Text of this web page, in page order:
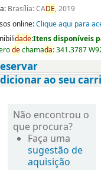
Brasília: CADE, 2019
online:Clique aqui para
dade:Itens disponíveis
dechamada:341.3787
ao seu
Não encontrou o
que procura?
Faça uma
sugestão de
aquisição